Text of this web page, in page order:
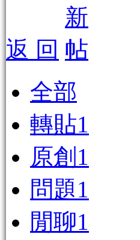
返 回
全部
轉貼1
原創 1
問題1
閒聊1